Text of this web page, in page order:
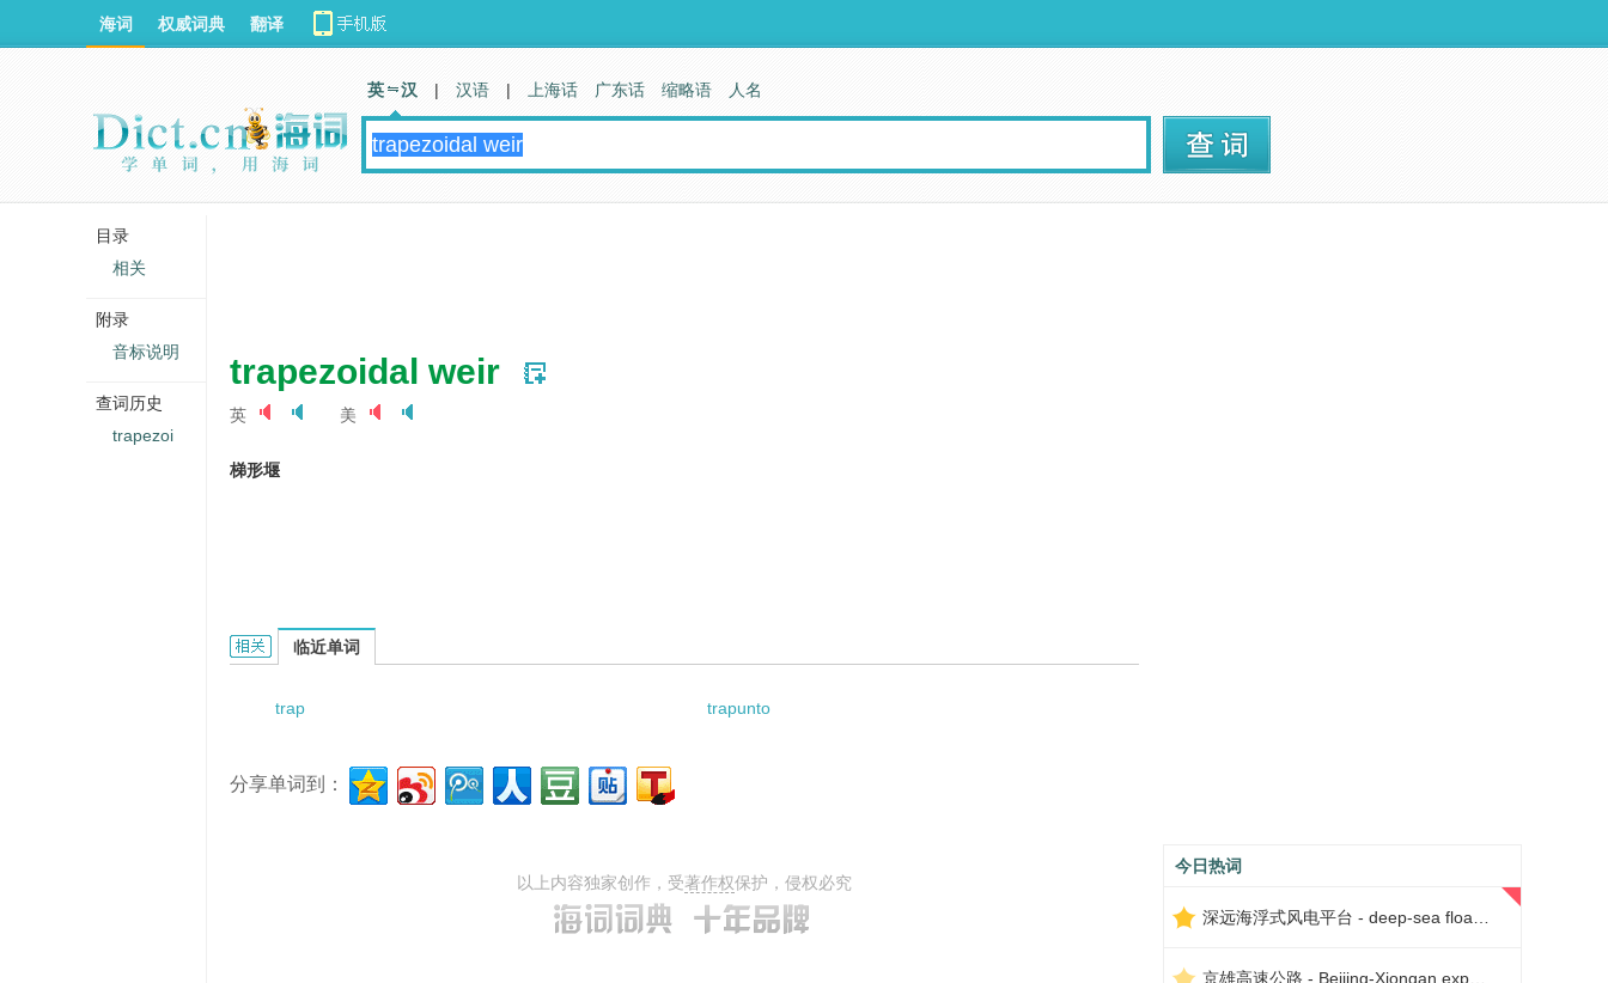
trapezoidal weir
英 美
梯形堰
trapezoidal weir的相关资料：
临近单词
trap trapunto
分享单词到：
以上内容独家创作，受著作权保护，侵权必究
今日热词
海词 权威词典 翻译
英 汉 | 汉语 | 上海话 广东话 缩略语 人名
目录
相关
附录
音标说明
查词历史
trapezoi